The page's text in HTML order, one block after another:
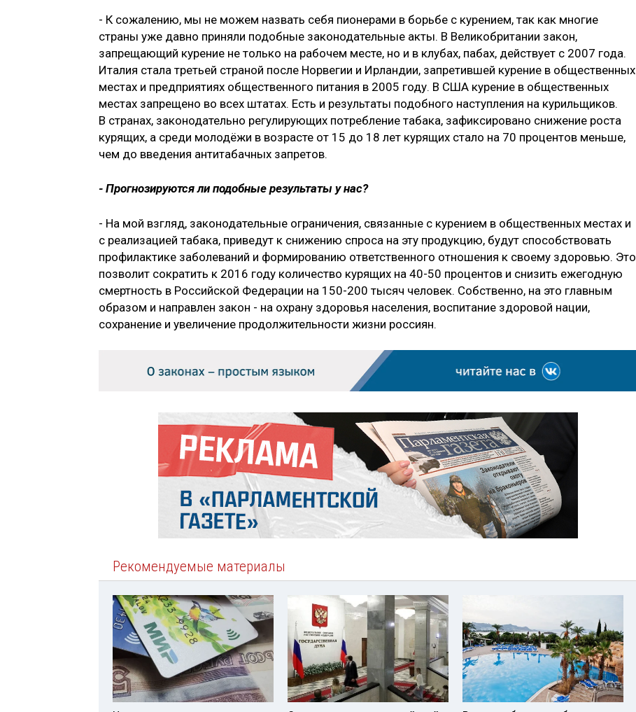
- К сожалению, мы не можем назвать себя пионерами в борьбе с курением, так как многие
страны уже давно приняли подобные законодательные акты. В Великобритании закон,
запрещающий курение не только на рабочем месте, но и в клубах, пабах, действует с 2007 года.
Италия стала третьей страной после Норвегии и Ирландии, запретившей курение в общественных
местах и предприятиях общественного питания в 2005 году. В США курение в общественных
местах запрещено во всех штатах. Есть и результаты подобного наступления на курильщиков.
В странах, законодательно регулирующих потребление табака, зафиксировано снижение роста
курящих, а среди молодёжи в возрасте от 15 до 18 лет курящих стало на 70 процентов меньше,
чем до введения антитабачных запретов.
- Прогнозируются ли подобные результаты у нас?
- На мой взгляд, законодательные ограничения, связанные с курением в общественных местах и
с реализацией табака, приведут к снижению спроса на эту продукцию, будут способствовать
профилактике заболеваний и формированию ответственного отношения к своему здоровью. Это
позволит сократить к 2016 году количество курящих на 40-50 процентов и снизить ежегодную
смертность в Российской Федерации на 150-200 тысяч человек. Собственно, на это главным
образом и направлен закон - на охрану здоровья населения, воспитание здоровой нации,
сохранение и увеличение продолжительности жизни россиян.
Рекомендуемые материалы